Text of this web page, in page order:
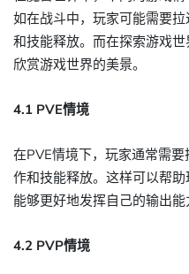
如在战斗中，玩家可能需要
和技能释放。而在探索游戏
欣赏游戏世界的美景。
4.1 PVE情境
在PVE情境下，玩家通常需
作和技能释放。这样可以帮
能够更好地发挥自己的输出能
4.2 PVP情境